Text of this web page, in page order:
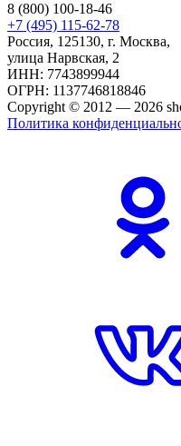
8 (800) 100-18-46
+7 (495) 115-62-78
Россия, 125130, г. Москва,
улица Нарвская, 2
ИНН: 7743899944
ОГРН: 1137746818846
Copyright © 2012 — 2026
Политика